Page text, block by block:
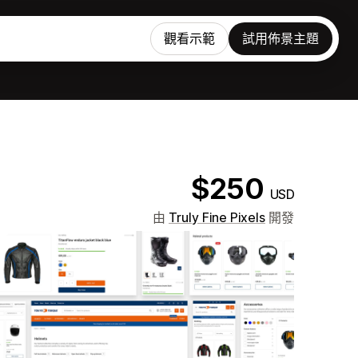
觀看示範 試用佈景主題
$250 USD
由 Truly Fine Pixels 開發